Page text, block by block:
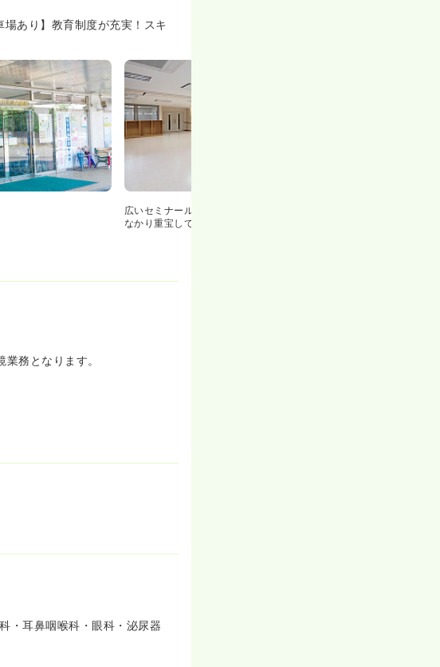
あり】教育制度が充実！スキ
広いセミナールームです！スタッフの多い同院では
なかり重宝しています★
務となります。
・耳鼻咽喉科・眼科・泌尿器